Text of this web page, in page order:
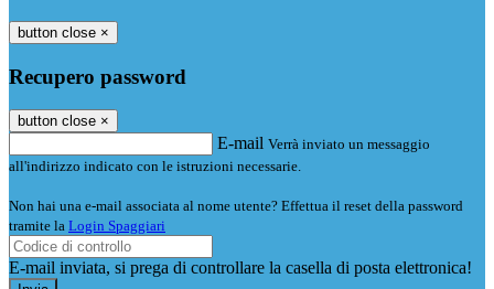
button close ×
Recupero password
button close ×
E-mail Verrà inviato un messaggio
all'indirizzo indicato con le istruzioni necessarie.
Non hai una e-mail associata al nome utente? Effettua il reset della password
tramite la Login Spaggiari
E-mail inviata, si prega di controllare la casella di posta elettronica!